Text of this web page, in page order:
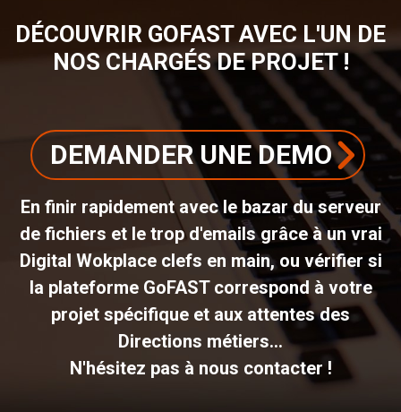
DÉCOUVRIR GOFAST AVEC L'UN DE
NOS CHARGÉS DE PROJET !
DEMANDER UNE DEMO
En finir rapidement avec le bazar du serveur
de fichiers et le trop d'emails grâce à un vrai
Digital Wokplace clefs en main, ou vérifier si
la plateforme GoFAST correspond à votre
projet spécifique et aux attentes des
Directions métiers...
N'hésitez pas à nous contacter !